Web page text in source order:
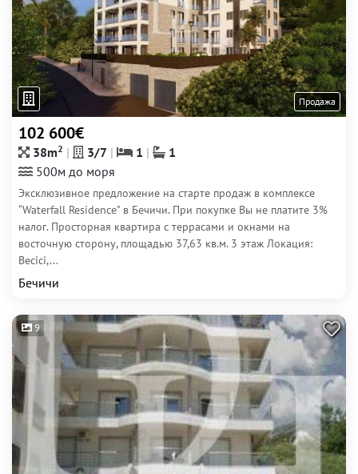
Продажа
102 600€
38m2 3/7 1
1
500м до моря
Эксклюзивное предложение на старте продаж в комплексе
“Waterfall Residence” в Бечичи. При покупке Вы не платите 3%
налог. Просторная квартира с террасами и окнами на
восточную сторону, площадью 37,63 кв.м. 3 этаж Локация:
Becici,...
Бечичи
9